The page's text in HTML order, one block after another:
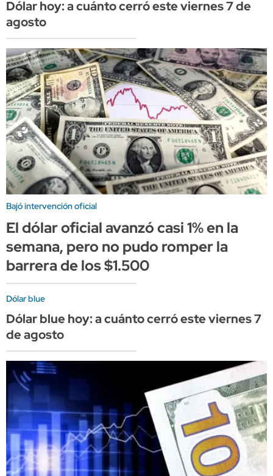
Dólar hoy: a cuánto cerró este viernes 7 de
agosto
Bajó intervención oficial
El dólar oficial avanzó casi 1% en la
semana, pero no pudo romper la
barrera de los $1.500
Dólar blue
Dólar blue hoy: a cuánto cerró este viernes 7
de agosto